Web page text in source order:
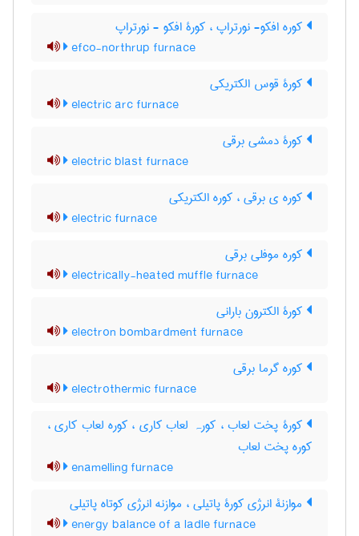
کوره افکو- نورتراپ ، کورۀ افکو - نورتراپ
efco-northrup furnace
کورۀ قوس الکتریکی
electric arc furnace
کورۀ دمشی برقی
electric blast furnace
کوره ی برقی ، کوره الکتریکی
electric furnace
کوره موفلی برقی
electrically-heated muffle furnace
کورۀ الکترون بارانی
electron bombardment furnace
کوره گرما برقی
electrothermic furnace
کورۀ پخت لعاب ، کورہ لعاب کاری ، کوره لعاب کاری ،
کوره پخت لعاب
enamelling furnace
موازنۀ انرژی کورۀ پاتیلی ، موازنه انرژی کوتاه پاتیلی
energy balance of a ladle furnace